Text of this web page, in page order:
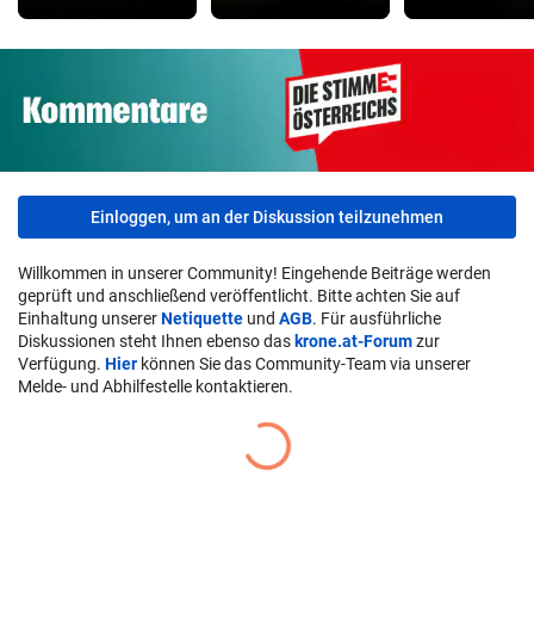
Einloggen, um an der Diskussion teilzunehmen
Willkommen in unserer Community! Eingehende Beiträge werden
geprüft und anschließend veröffentlicht. Bitte achten Sie auf
Einhaltung unsererNetiquette und AGB. Für ausführliche
Diskussionen steht Ihnen ebenso das krone.at-Forumzur
Verfügung. Hier können Sie das Community-Team via unserer
Melde- und Abhilfestelle kontaktieren.